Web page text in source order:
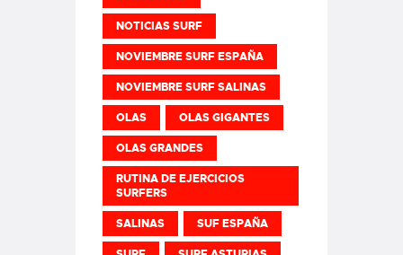
NOTICIAS SURF
NOVIEMBRE SURF ESPAÑA
NOVIEMBRE SURF SALINAS
OLAS OLAS GIGANTES
OLAS GRANDES
RUTINA DE EJERCICIOS
SURFERS
SALINAS SUF ESPAÑA